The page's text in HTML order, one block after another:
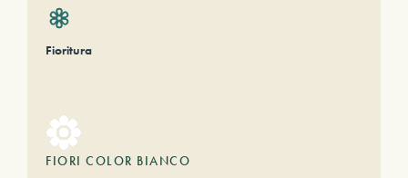
Fioritura
FIORI COLOR BIANCO